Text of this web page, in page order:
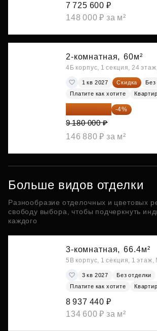
7 725 600 ₽
148 000 ₽ за м²
2-комнатная, 60м²
4Б корпус, 1 секция, 24
1 кв 2027 Скидка
Без
Платите как хотите
-4%
9 180 000 ₽
146 880 ₽ за м²
Больше видов отделки
Разнообразие отделочных и цветовых
свободу выбора, чтобы подчеркнуть
каждого
3-комнатная, 66.4м²
5В корпус, 1 секция, 1
3 кв 2027
Без отделки
Платите как хотите
8 937 440 ₽
134 600 ₽ за м²